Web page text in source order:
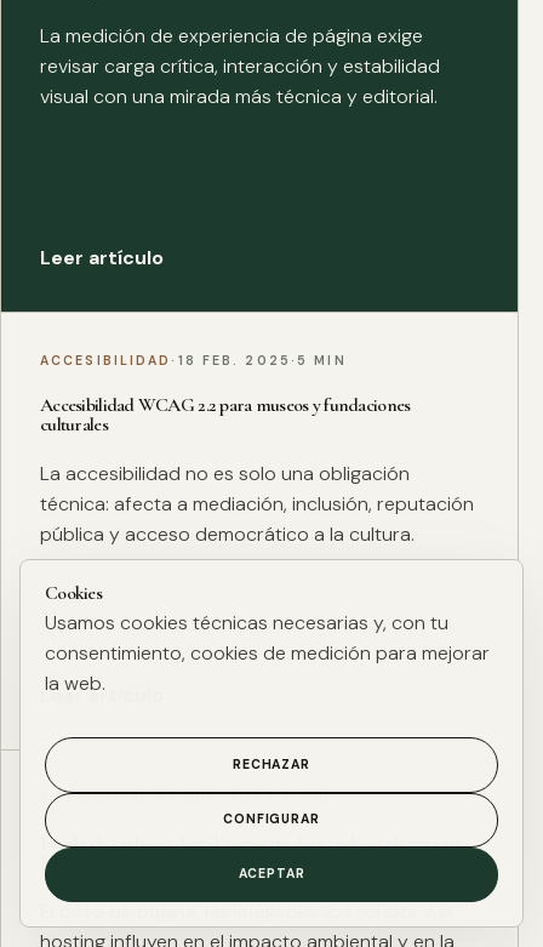
La medición de experiencia de página exige
revisar carga crítica, interacción y estabilidad
visual con una mirada más técnica y editorial.
Leer artículo
ACCESIBILIDAD · 18 FEB. 2025 · 5 MIN
Accesibilidad WCAG 2.2 para museos y fundaciones
culturales
La accesibilidad no es solo una obligación
técnica: afecta a mediación, inclusión, reputación
pública y acceso democrático a la cultura.
Leer artículo
ESG DIGITAL·27 ENE. 2025·4 MIN
Huella de carbono digital: cómo medir y reducir el impacto
ESG de una web
El peso de página, las imágenes, los scripts y el
hosting influyen en el impacto ambiental y en la
Cookies
Usamos cookies técnicas necesarias y, con tu
consentimiento, cookies de medición para mejorar
la web.
RECHAZAR
CONFIGURAR
ACEPTAR